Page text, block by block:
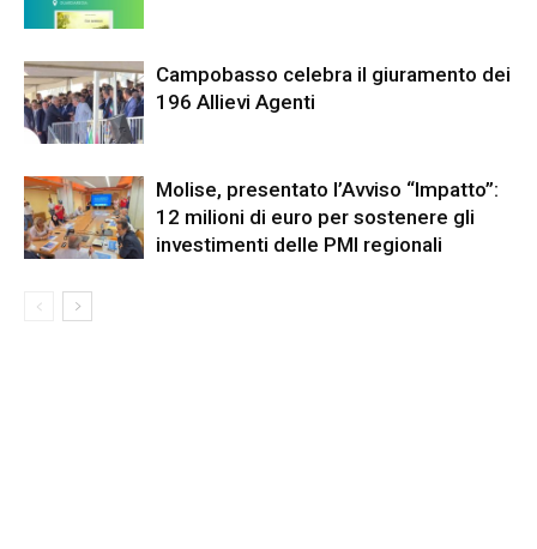
Campobasso celebra il giuramento dei
196 Allievi Agenti
Molise, presentato l’Avviso “Impatto”:
12 milioni di euro per sostenere gli
investimenti delle PMI regionali